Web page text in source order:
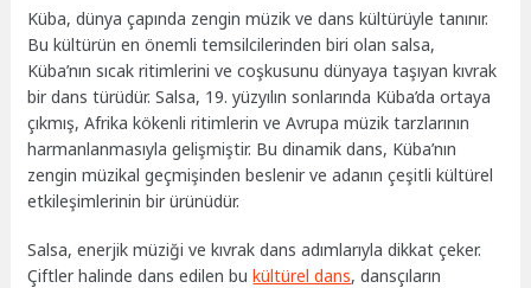
Küba, dünya çapında zengin müzik ve dans kültürüyle tanınır.
Bu kültürün en önemli temsilcilerinden biri olan salsa,
Küba’nın sıcak ritimlerini ve coşkusunu dünyaya taşıyan kıvrak
bir dans türüdür. Salsa, 19. yüzyılın sonlarında Küba’da ortaya
çıkmış, Afrika kökenli ritimlerin ve Avrupa müzik tarzlarının
harmanlanmasıyla gelişmiştir. Bu dinamik dans, Küba’nın
zengin müzikal geçmişinden beslenir ve adanın çeşitli kültürel
etkileşimlerinin bir ürünüdür.
Salsa, enerjik müziği ve kıvrak dans adımlarıyla dikkat çeker.
Çiftler halinde dans edilen bukültürel dans, dansçıların